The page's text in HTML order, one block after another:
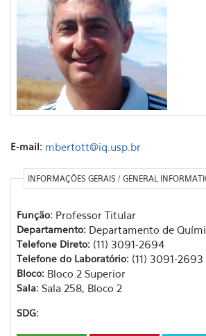
E-mail: mbertott@iq.usp.br
INFORMAÇÕES GERAIS / GENERAL
Função: Professor Titular
Departamento: Departamento de
Telefone Direto: (11) 3091-2694
Telefone do Laboratório: (11) 3091-2693
Bloco: Bloco 2 Superior
Sala: Sala 258, Bloco 2
SDG: